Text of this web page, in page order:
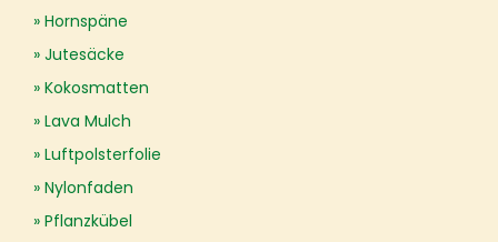
Hornspäne
Jutesäcke
Kokosmatten
Lava Mulch
Luftpolsterfolie
Nylonfaden
Pflanzkübel